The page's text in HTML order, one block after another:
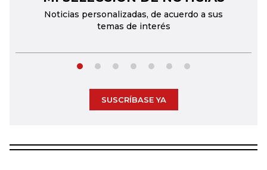
Noticias personalizadas, de acuerdo a sus
temas de interés
SUSCRÍBASE YA